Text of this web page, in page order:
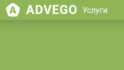
ADVEGO Услуги